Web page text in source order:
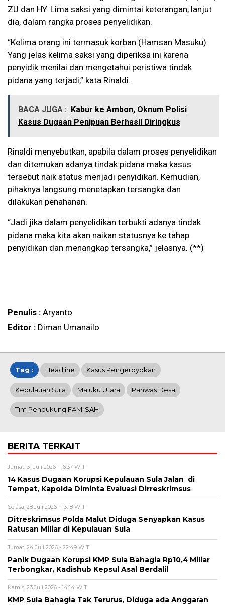
ZU dan HY. Lima saksi yang dimintai keterangan, lanjut
dia, dalam rangka proses penyelidikan.
“Kelima orang ini termasuk korban (Hamsan Masuku).
Yang jelas kelima saksi yang diperiksa ini karena
penyidik menilai dan mengetahui peristiwa tindak
pidana yang terjadi,” kata Rinaldi.
BACA JUGA :
Kabur ke Ambon, Oknum Polisi
Kasus Dugaan Penipuan Berhasil Diringkus
Rinaldi menyebutkan, apabila dalam proses penyelidikan
dan ditemukan adanya tindak pidana maka kasus
tersebut naik status menjadi penyidikan. Kemudian,
pihaknya langsung menetapkan tersangka dan
dilakukan penahanan.
“Jadi jika dalam penyelidikan terbukti adanya tindak
pidana maka kita akan naikan statusnya ke tahap
penyidikan dan menangkap tersangka,” jelasnya. (**)
Penulis : Aryanto
Editor : Diman Umanailo
Tag : Headline Kasus Pengeroyokan
Kepulauan Sula Maluku Utara Panwas Desa
Tim Pendukung FAM-SAH
BERITA TERKAIT
Jumat, 31 Juli 2026 - 16:37 WIT
14 Kasus Dugaan Korupsi Kepulauan Sula Jalan di
Tempat, Kapolda Diminta Evaluasi Dirreskrimsus
Selasa, 28 Juli 2026 - 13:18 WIT
Ditreskrimsus Polda Malut Diduga Senyapkan Kasus
Ratusan Miliar di Kepulauan Sula
Jumat, 24 Juli 2026 - 22:49 WIT
Panik Dugaan Korupsi KMP Sula Bahagia Rp10,4 Miliar
Terbongkar, Kadishub Kepsul Asal Berdalil
Kamis, 23 Juli 2026 - 14:14 WIT
KMP Sula Bahagia Tak Terurus, Diduga ada Anggaran